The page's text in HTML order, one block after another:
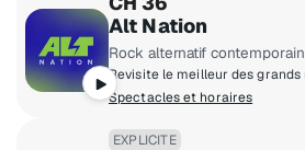
Alt Nation
Rock alternatif contemporain
Spectacles et horaires
EXPLICITE